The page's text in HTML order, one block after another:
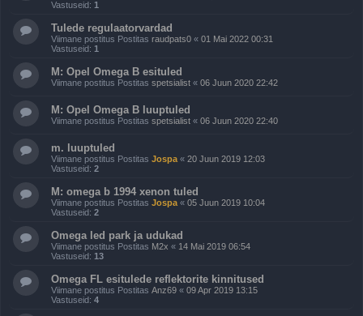
Vastuseid: 1
Tulede regulaatorvardad
Viimane postitus Postitas raudpats0 « 01 Mai 2022 00:31
Vastuseid: 1
M: Opel Omega B esituled
Viimane postitus Postitas spetsialist « 06 Juun 2020 22:42
M: Opel Omega B luuptuled
Viimane postitus Postitas spetsialist « 06 Juun 2020 22:40
m. luuptuled
Viimane postitus Postitas Jospa « 20 Juun 2019 12:03
Vastuseid: 2
M: omega b 1994 xenon tuled
Viimane postitus Postitas Jospa « 05 Juun 2019 10:04
Vastuseid: 2
Omega led park ja udukad
Viimane postitus Postitas M2x « 14 Mai 2019 06:54
Vastuseid: 13
Omega FL esitulede reflektorite kinnitused
Viimane postitus Postitas Anz69 « 09 Apr 2019 13:15
Vastuseid: 4